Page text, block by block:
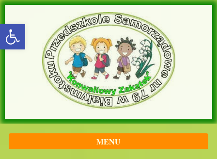
rozwiń/zwiń panel
MENU